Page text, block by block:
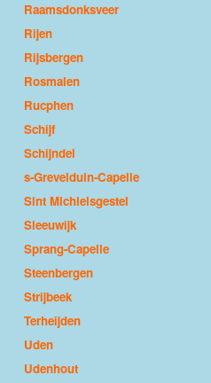
Raamsdonksveer
Rijen
Rijsbergen
Rosmalen
Rucphen
Schijf
Schijndel
s-Grevelduin-Capelle
Sint Michielsgestel
Sleeuwijk
Sprang-Capelle
Steenbergen
Strijbeek
Terheijden
Uden
Udenhout